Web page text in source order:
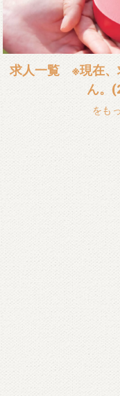
求人一覧 ※現在、
ん。
をも